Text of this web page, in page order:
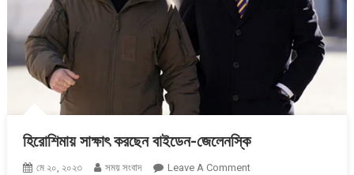
হিরোশিমায় সাক্ষাৎ করছেন বাইডেন-জেলেনস্কি
মে ২০, ২০২৩ সময় সংবাদ Leave A CommentOn